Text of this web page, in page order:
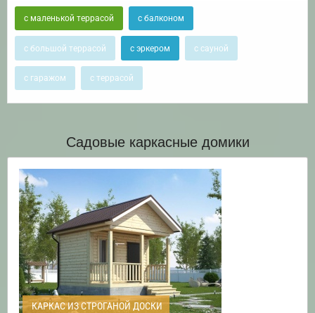
с маленькой террасой с балконом
с большой террасой с эркером с сауной
с гаражом с террасой
Садовые каркасные домики
КАРКАС ИЗ СТРОГАНОЙ ДОСКИ